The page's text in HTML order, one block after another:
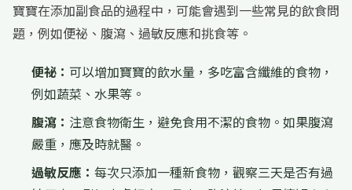
寶寶在添加副食品的過程中，可能會遇到一些常見的飲食問
題，例如便祕、腹瀉、過敏反應和挑食等。
便祕： 可以增加寶寶的飲水量，多吃富含纖維的食物，
例如蔬菜、水果等。
腹瀉： 注意食物衛生，避免食用不潔的食物。如果腹瀉
嚴重，應及時就醫。
過敏反應： 每次只添加一種新食物，觀察三天是否有過